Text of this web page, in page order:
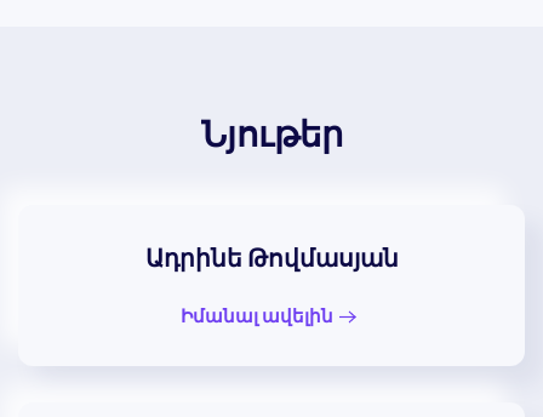
Նյութեր
Ադրինե Թովմասյան
Իմանալ ավելին